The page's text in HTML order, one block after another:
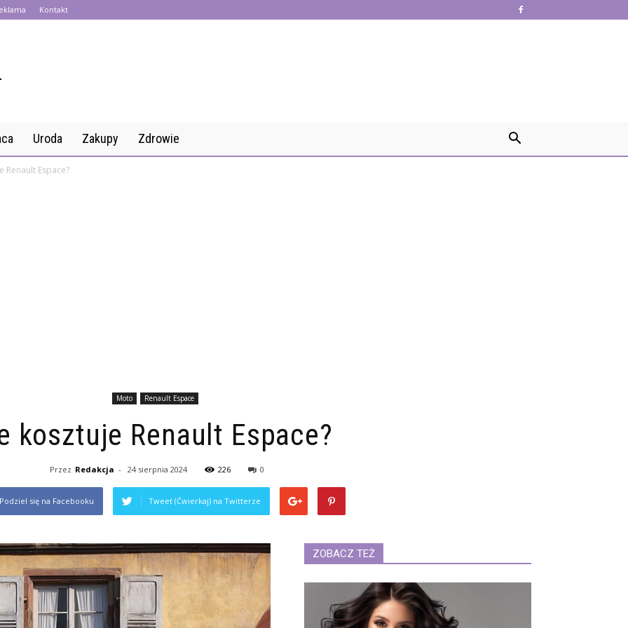
Kontakt
Uroda Zakupy Zdrowie
Renault Espace?
Moto Renault Espace
kosztuje Renault Espace?
Przez Redakcja - 24 sierpnia 2024 226 0
się na Facebooku Tweet (Ćwierkaj) na Twitterze
ZOBACZ TEŻ